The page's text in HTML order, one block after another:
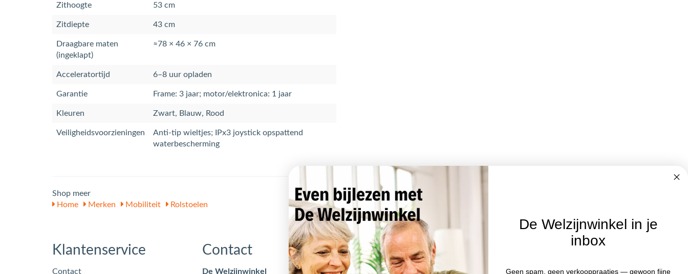
Zithoogte 53 cm
Zitdiepte 43 cm
Draagbare maten
(ingeklapt)
≈78 × 46 × 76 cm
Acceleratortijd 6–8 uur opladen
Garantie Frame: 3 jaar; motor/elektronica: 1 jaar
Kleuren Zwart, Blauw, Rood
Veiligheidsvoorzieningen
Anti-tip wieltjes; IPx3 joystick opspattend
waterbescherming
Shop meer
Home
Merken Mobiliteit Rolstoelen
Klantenservice
Contact
Contact
De Welzijnwinkel
Openingstijden
Maandag 09:00 - 17:00 uur
Nieuwsbrief
Blijf op de hoogte van acties en het
De Welzijnwinkel in je
inbox
Geen spam, geen verkooppraatjes — gewoon fijne